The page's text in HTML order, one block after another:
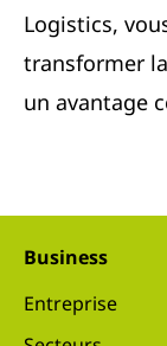
Logistics,
transformer
un avantage
Business
Entreprise